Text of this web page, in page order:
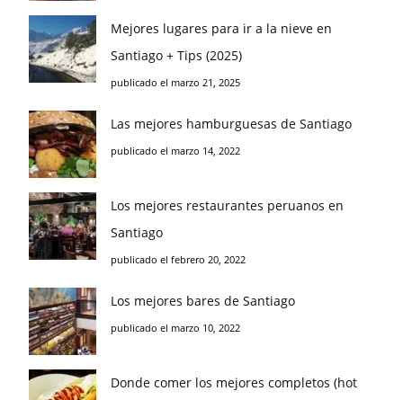
Mejores lugares para ir a la nieve en
Santiago + Tips (2025)
publicado el marzo 21, 2025
Las mejores hamburguesas de Santiago
publicado el marzo 14, 2022
Los mejores restaurantes peruanos en
Santiago
publicado el febrero 20, 2022
Los mejores bares de Santiago
publicado el marzo 10, 2022
Donde comer los mejores completos (hot